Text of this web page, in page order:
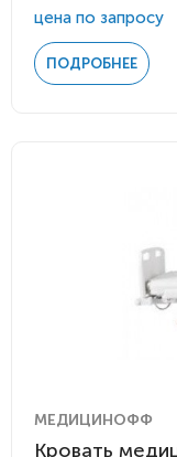
цена по запросу
ПОДРОБНЕЕ
МЕДИЦИНОФФ
Кровать